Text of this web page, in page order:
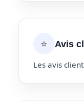
⭐ Avis
Les avis